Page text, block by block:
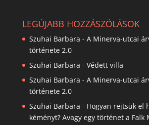
LEGÚJABB HOZZÁSZÓLÁSOK
Szuhai Barbara - A Minerva-utcai
története 2.0
Szuhai Barbara - Védett villa
Szuhai Barbara - A Minerva-utcai
története 2.0
Szuhai Barbara - Hogyan rejtsük el
kéményt? Avagy egy történet a Falk